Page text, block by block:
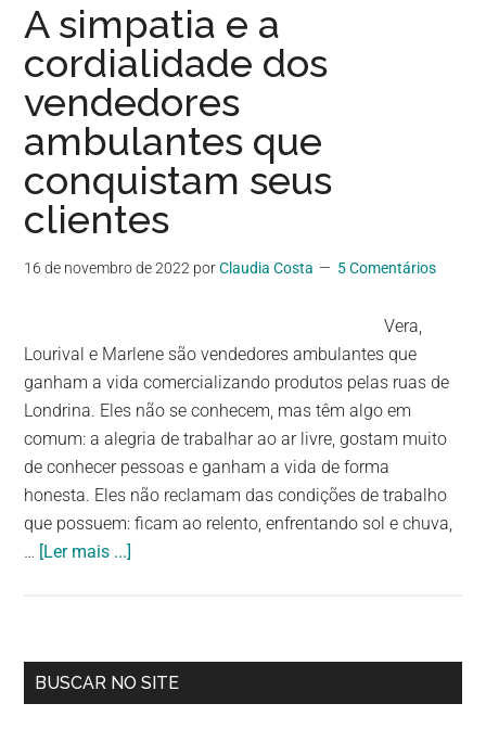
A simpatia e a
cordialidade dos
vendedores
ambulantes que
conquistam seus
clientes
16 de novembro de 2022 porClaudia Costa 5 Comentários
Vera,
Lourival e Marlene são vendedores ambulantes que
ganham a vida comercializando produtos pelas ruas de
Londrina. Eles não se conhecem, mas têm algo em
comum: a alegria de trabalhar ao ar livre, gostam muito
de conhecer pessoas e ganham a vida de forma
honesta. Eles não reclamam das condições de trabalho
que possuem: ficam ao relento, enfrentando sol e chuva,
… [Ler mais ...]
BUSCAR NO SITE